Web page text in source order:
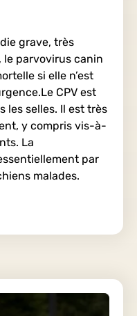
grave, très
le parvovirus canin
si elle n’est
CPV est
les selles. Il est très
y compris vis-à-
La
par
malades.